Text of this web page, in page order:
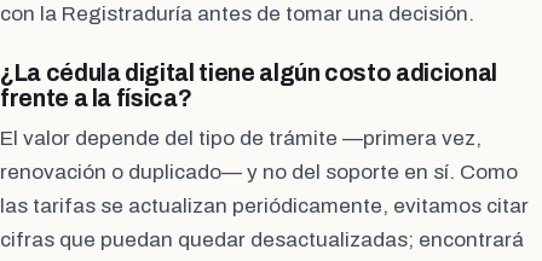
con la Registraduría antes de tomar una decisión.
¿La cédula digital tiene algún costo adicional
frente a la física?
El valor depende del tipo de trámite —primera vez,
renovación o duplicado— y no del soporte en sí. Como
las tarifas se actualizan periódicamente, evitamos citar
cifras que puedan quedar desactualizadas; encontrará